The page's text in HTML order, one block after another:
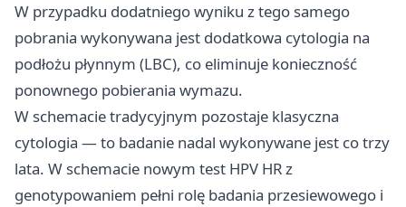
W przypadku dodatniego wyniku z tego samego
pobrania wykonywana jest dodatkowa cytologia na
podłożu płynnym (LBC), co eliminuje konieczność
ponownego pobierania wymazu.
W schemacie tradycyjnym pozostaje klasyczna
cytologia — to badanie nadal wykonywane jest co trzy
lata. W schemacie nowym test HPV HR z
genotypowaniem pełni rolę badania przesiewowego i